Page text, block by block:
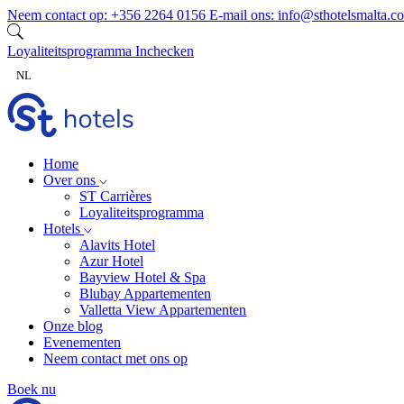
Ga naar inhoud
Neem contact op: +356 2264 0156 E-mail ons:
Loyaliteitsprogramma Inchecken
NL
Home
Over ons
ST Carrières
Loyaliteitsprogramma
Hotels
Alavits Hotel
Azur Hotel
Bayview Hotel & Spa
Blubay Appartementen
Valletta View Appartementen
Onze blog
Evenementen
Neem contact met ons op
Boek nu